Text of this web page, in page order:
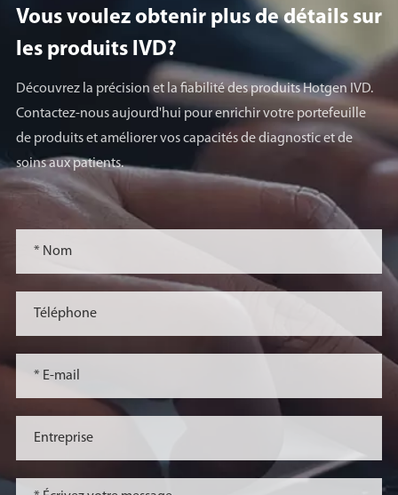
Vous voulez obtenir plus de détails sur
les produits lVD?
Découvrez la précision et la fiabilité des produits Hotgen IVD.
Contactez-nous aujourd'hui pour enrichir votre portefeuille
de produits et améliorer vos capacités de diagnostic et de
soins aux patients.